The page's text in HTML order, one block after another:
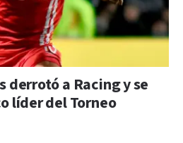
derrotó a Racing y se
líder del Torneo